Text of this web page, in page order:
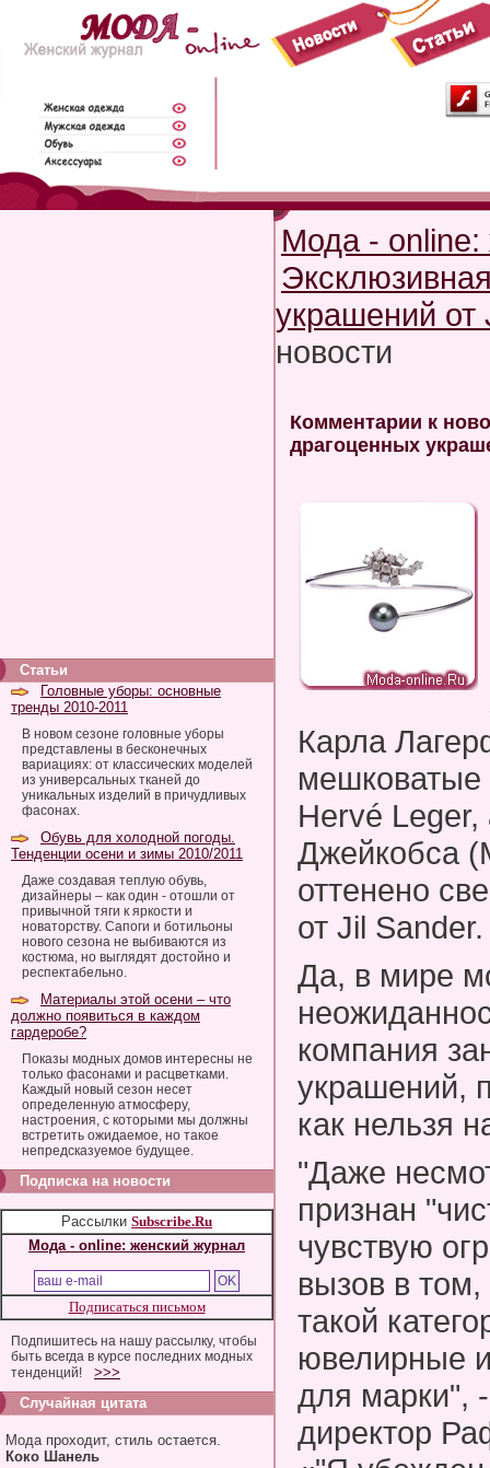
Статьи
Головные уборы: основные
тренды 2010-2011
В новом сезоне головные уборы
представлены в бесконечных
вариациях: от классических моделей
из универсальных тканей до
уникальных изделий в причудливых
фасонах.
Обувь для холодной погоды.
Тенденции осени и зимы 2010/2011
Даже создавая теплую обувь,
дизайнеры – как один - отошли от
привычной тяги к яркости и
новаторству. Сапоги и ботильоны
нового сезона не выбиваются из
костюма, но выглядят достойно и
респектабельно.
Материалы этой осени – что
должно появиться в каждом
гардеробе?
Показы модных домов интересны не
только фасонами и расцветками.
Каждый новый сезон несет
определенную атмосферу,
настроения, с которыми мы должны
встретить ожидаемое, но такое
непредсказуемое будущее.
Подписка на новости
Рассылки Subscribe.Ru
Мода - online: женский журнал
Подписаться письмом
Подпишитесь на нашу рассылку, чтобы
быть всегда в курсе последних модных
тенденций!
>>>
Случайная цитата
Мода проходит, стиль остается.
Коко Шанель
Мода - online:
украшений от
новости
Комментарии к
драгоценных
Карла
мешковатые
Hervé
Джейкобса
оттенено
от Jil Sander.
Да, в мире
компания
украшений,
как нельзя
"Даже
признан
чувствую
вызов в
такой
ювелирные
для марки",
директор